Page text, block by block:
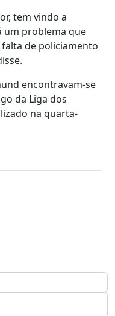
tem vindo a
um problema que
de policiamento
encontravam-se
da Liga dos
na quarta-